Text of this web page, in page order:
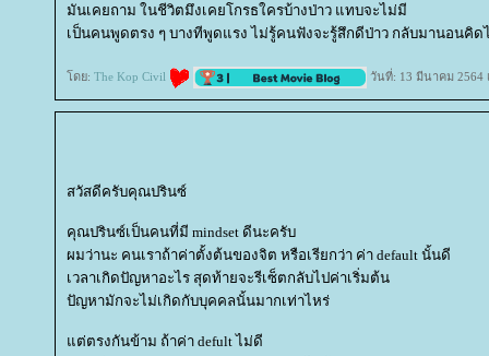
มันเคยถาม ในชีวิตมึงเคยโกรธใครบ้างป่าว แทบจะไม่มี
เป็นคนพูดตรง ๆ บางทีพูดแรง ไม่รู้คนฟังจะรู้สึกดีป่าว กลับมานอนคิ
ดย: The Kop Civil วันที่: 13 มีนาคม 2564
สวัสดีครับคุณปรินซ์
คุณปรินซ์เป็นคนที่มี mindset ดีนะครับ
ผมว่านะ คนเราถ้าค่าตั้งต้นของจิต หรือเรียกว่า ค่า default นั้นดี
เวลาเกิดปัญหาอะไร สุดท้ายจะรีเซ็ตกลับไปค่าเริ่มต้น
ปัญหามักจะไม่เกิดกับบุคคลนั้นมากเท่าไหร่
ต่ตรงกันข้าม ถ้าค่า defult ไม่ดี